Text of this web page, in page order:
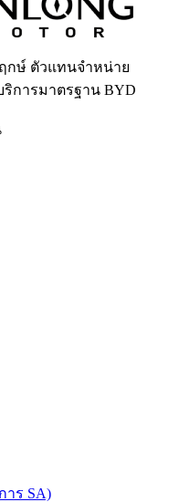
กษ์ ตัวแทนจำหน่าย
การมาตรฐาน BYD
าร SA)